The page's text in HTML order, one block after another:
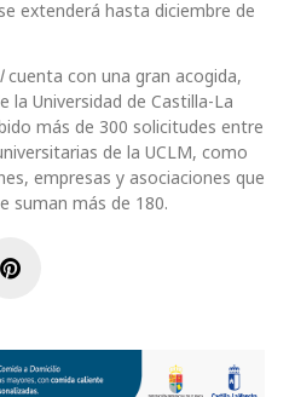
extenderá hasta diciembre de
cuenta con una gran acogida,
Universidad de Castilla-La
más de 300 solicitudes entre
de la UCLM, como
empresas y asociaciones que
suman más de 180.
Pinterest